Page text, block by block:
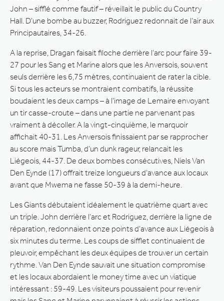
John – sifflé comme fautif – réveillait le public du Country
Hall. D’une bombe au buzzer, Rodriguez redonnait de l’air aux
Principautaires, 34-26.
A la reprise, Dragan faisait filoche derrière l’arc pour faire 39-
27 pour les Sang et Marine alors que les Anversois, souvent
seuls derrière les 6,75 mètres, continuaient de rater la cible.
Si tous les acteurs se montraient combatifs, la réussite
boudaient les deux camps – à l’image de Lemaire envoyant
un tir casse-croute – dans une partie ne parvenant pas
vraiment à décoller. A la vingt-cinquième, le marquoir
affichait 40-31. Les Anversois finissaient par se rapprocher
au score mais Tumba, d’un dunk rageur, relancait les
Liégeois, 44-37. De deux bombes consécutives, Niels Van
Den Eynde (17) offrait treize longueurs d’avance aux locaux
avant que Mwema ne fasse 50-39 à la demi-heure.
Les Giants débutaient idéalement le quatrième quart avec
un triple. John derrière l’arc et Rodriguez, derrière la ligne de
réparation, redonnaient onze points d’avance aux Liégeois à
six minutes du terme. Les coups de sifflet continuaient de
pleuvoir, empêchant les deux équipes de trouver un certain
rythme. Van Den Eynde sauvait une situation compromise
et les locaux abordaient le money time avec un viatique
intéressant : 59-49. Les visiteurs poussaient pour revenir